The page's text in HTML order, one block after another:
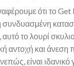
ότι το
συνδυασμένη
το λουρί
αντοχή και
είναι ιδανικό